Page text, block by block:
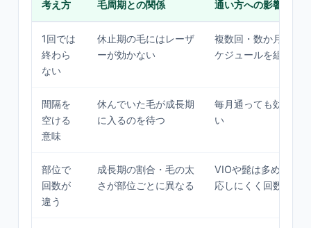
考え方 毛周期との関係 通い方への影響
1回では
終わら
ない
休止期の毛にはレーザ
ーが効かない
複数回・数か月単位
ケジュールを組む
間隔を
空ける
意味
休んでいた毛が成長期
に入るのを待つ
毎月通っても効率は
い
部位で
回数が
違う
成長期の割合・毛の太
さが部位ごとに異なる
VIOや髭は多め、薄
応しにくく回数がか